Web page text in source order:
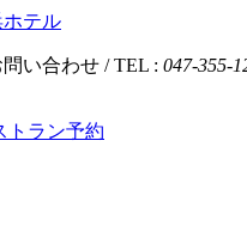
テル
い合わせ / TEL : 047-355-
トラン予約